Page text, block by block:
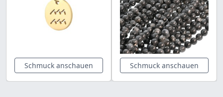
Schmuck anschauen Schmuck anschauen